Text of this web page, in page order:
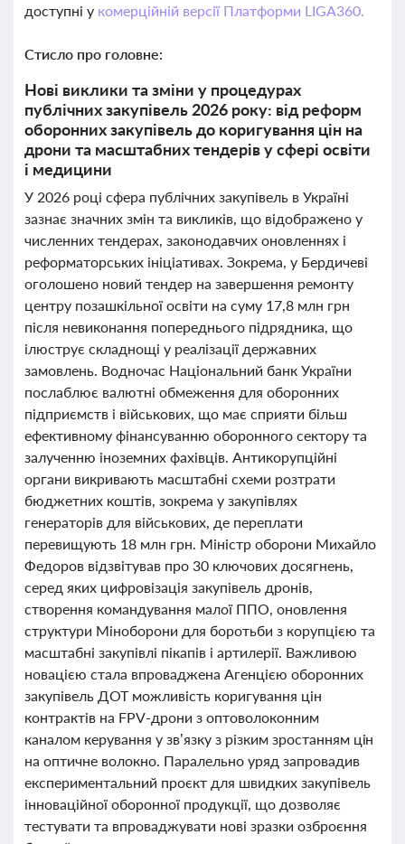
доступні у комерційній версії Платформи LIGA360.
Стисло про головне:
Нові виклики та зміни у процедурах
публічних закупівель 2026 року: від реформ
оборонних закупівель до коригування цін на
дрони та масштабних тендерів у сфері освіти
і медицини
У 2026 році сфера публічних закупівель в Україні
зазнає значних змін та викликів, що відображено у
численних тендерах, законодавчих оновленнях і
реформаторських ініціативах. Зокрема, у Бердичеві
оголошено новий тендер на завершення ремонту
центру позашкільної освіти на суму 17,8 млн грн
після невиконання попереднього підрядника, що
ілюструє складнощі у реалізації державних
замовлень. Водночас Національний банк України
послаблює валютні обмеження для оборонних
підприємств і військових, що має сприяти більш
ефективному фінансуванню оборонного сектору та
залученню іноземних фахівців. Антикорупційні
органи викривають масштабні схеми розтрати
бюджетних коштів, зокрема у закупівлях
генераторів для військових, де переплати
перевищують 18 млн грн. Міністр оборони Михайло
Федоров відзвітував про 30 ключових досягнень,
серед яких цифровізація закупівель дронів,
створення командування малої ППО, оновлення
структури Міноборони для боротьби з корупцією та
масштабні закупівлі пікапів і артилерії. Важливою
новацією стала впроваджена Агенцією оборонних
закупівель ДОТ можливість коригування цін
контрактів на FPV-дрони з оптоволоконним
каналом керування у зв’язку з різким зростанням цін
на оптичне волокно. Паралельно уряд запровадив
експериментальний проєкт для швидких закупівель
інноваційної оборонної продукції, що дозволяє
тестувати та впроваджувати нові зразки озброєння